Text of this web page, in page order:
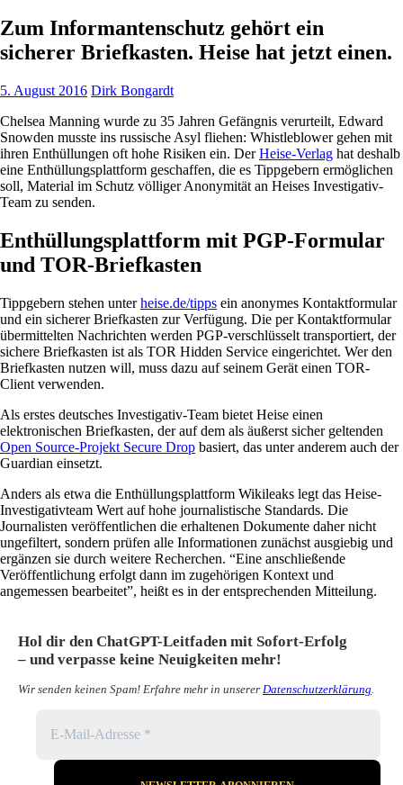
Zum Informantenschutz gehört ein
sicherer Briefkasten. Heise hat jetzt einen.
5. August 2016 Dirk Bongardt
Chelsea Manning wurde zu 35 Jahren Gefängnis verurteilt, Edward
Snowden musste ins russische Asyl fliehen: Whistleblower gehen mit
ihren Enthüllungen oft hohe Risiken ein. DerHeise-Verlag hat deshalb
eine Enthüllungsplattform geschaffen, die es Tippgebern ermöglichen
soll, Material im Schutz völliger Anonymität an Heises Investigativ-
Team zu senden.
Enthüllungsplattform mit PGP-Formular
und TOR-Briefkasten
Tippgebern stehen unterheise.de/tipps ein anonymes Kontaktformular
und ein sicherer Briefkasten zur Verfügung. Die per Kontaktformular
übermittelten Nachrichten werden PGP-verschlüsselt transportiert, der
sichere Briefkasten ist als TOR Hidden Service eingerichtet. Wer den
Briefkasten nutzen will, muss dazu auf seinem Gerät einen TOR-
Client verwenden.
Als erstes deutsches Investigativ-Team bietet Heise einen
elektronischen Briefkasten, der auf dem als äußerst sicher geltenden
Open Source-Projekt Secure Drop basiert, das unter anderem auch der
Guardian einsetzt.
Anders als etwa die Enthüllungsplattform Wikileaks legt das Heise-
Investigativteam Wert auf hohe journalistische Standards. Die
Journalisten veröffentlichen die erhaltenen Dokumente daher nicht
ungefiltert, sondern prüfen alle Informationen zunächst ausgiebig und
ergänzen sie durch weitere Recherchen. “Eine anschließende
Veröffentlichung erfolgt dann im zugehörigen Kontext und
angemessen bearbeitet”, heißt es in der entsprechenden Mitteilung.
Hol dir den ChatGPT-Leitfaden mit Sofort-Erfolg
– und verpasse keine Neuigkeiten mehr!
Wir senden keinen Spam! Erfahre mehr in unserer Datenschutzerklärung